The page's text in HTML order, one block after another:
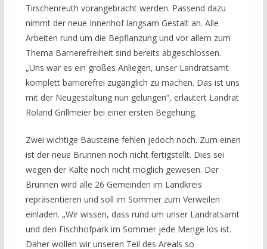
Tirschenreuth vorangebracht werden. Passend dazu
nimmt der neue Innenhof langsam Gestalt an. Alle
Arbeiten rund um die Bepflanzung und vor allem zum
Thema Barrierefreiheit sind bereits abgeschlossen.
„Uns war es ein großes Anliegen, unser Landratsamt
komplett barrierefrei zugänglich zu machen. Das ist uns
mit der Neugestaltung nun gelungen“, erläutert Landrat
Roland Grillmeier bei einer ersten Begehung.
Zwei wichtige Bausteine fehlen jedoch noch. Zum einen
ist der neue Brunnen noch nicht fertigstellt. Dies sei
wegen der Kälte noch nicht möglich gewesen. Der
Brunnen wird alle 26 Gemeinden im Landkreis
repräsentieren und soll im Sommer zum Verweilen
einladen. „Wir wissen, dass rund um unser Landratsamt
und den Fischhofpark im Sommer jede Menge los ist.
Daher wollen wir unseren Teil des Areals so